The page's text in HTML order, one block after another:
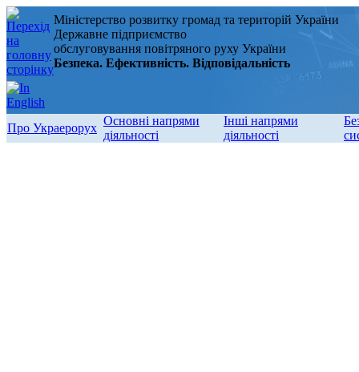
Міністерство розвитку громад та територій України
Державне підприємство
обслуговування повітряного руху України
Безпека. Ефективність. Відповідальність
Про Украерорух
Основні напрями
діяльності
Інші напрями
діяльності